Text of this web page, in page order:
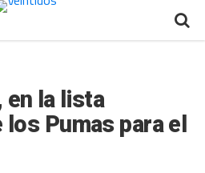
en la lista
Pumas para el